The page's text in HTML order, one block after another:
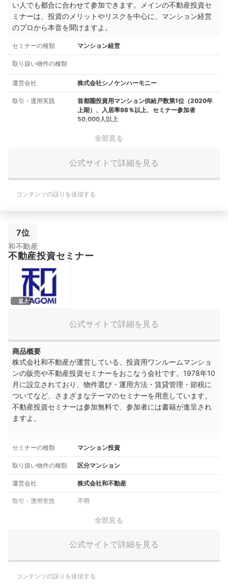
い人でも都合に合わせて参加できます。メインの不動産投資セ
ミナーは、投資のメリットやリスクを中心に、マンション経営
のプロから本音を聞けますよ。
セミナーの種類 マンション経営
取り扱い物件の種類
運営会社 株式会社シノケンハーモニー
取引・運用実践
首都圏投資用マンション供給戸数第1位（2020年
上期）、入居率98％以上、セミナー参加者
50,000人以上
全部見る
公式サイトで詳細を見る
コンテンツの誤りを送信する
7位
和不動産
不動産投資セミナー
拡大
公式サイトで詳細を見る
商品概要
株式会社和不動産が運営している、投資用ワンルームマンショ
ンの販売や不動産投資セミナーをおこなう会社です。1978年10
月に設立されており、物件選び・運用方法・賃貸管理・節税に
ついてなど、さまざまなテーマのセミナーを用意しています。
不動産投資セミナーは参加無料で、参加者には書籍が進呈され
ますよ。
セミナーの種類 マンション投資
取り扱い物件の種類 区分マンション
運営会社 株式会社和不動産
取引・運用実践 不明
全部見る
公式サイトで詳細を見る
コンテンツの誤りを送信する